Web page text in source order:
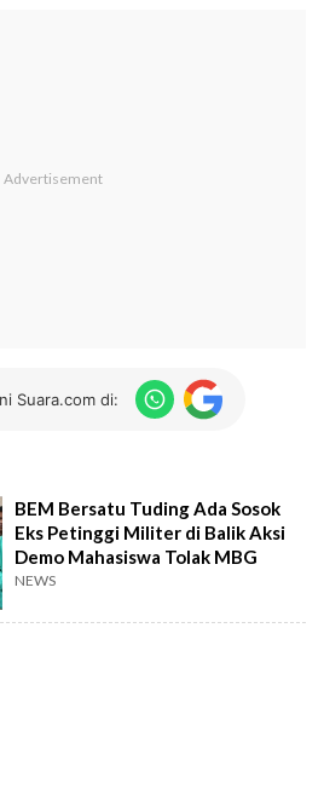
Suara.com di:
BEM Bersatu Tuding Ada Sosok
Eks Petinggi Militer di Balik Aksi
Demo Mahasiswa Tolak MBG
NEWS